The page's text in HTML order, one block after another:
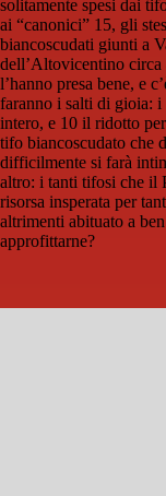
solitamente spesi dai
ai “canonici” 15, gli
biancoscudati giunti a
dell’Altovicentino
l’hanno presa bene, e
faranno i salti di gioia:
intero, e 10 il ridotto
tifo biancoscudato che
difficilmente si farà
altro: i tanti tifosi che il
risorsa insperata per
altrimenti abituato a
approfittarne?